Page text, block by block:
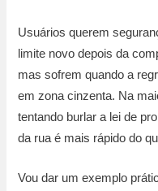
Usuários querem
limite novo depois da
mas sofrem quando a
em zona cinzenta. Na
tentando burlar a lei de
da rua é mais rápido do
Vou dar um exemplo